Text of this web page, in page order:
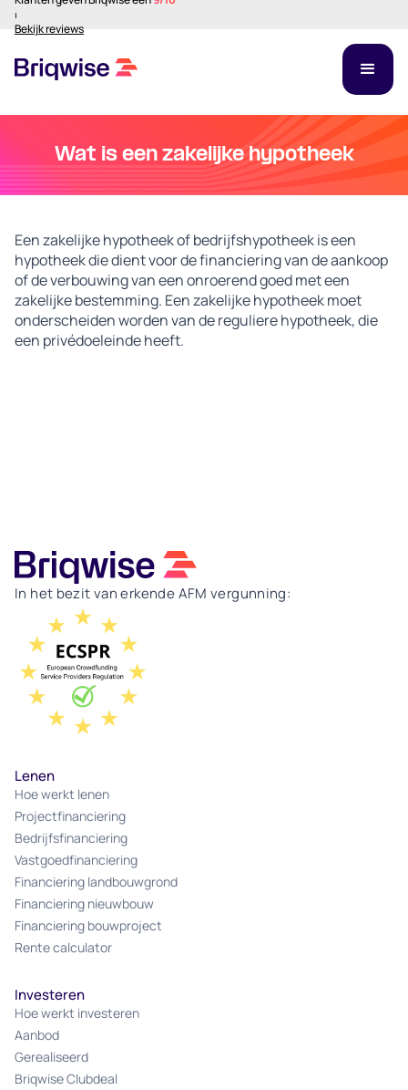
⏐
Bekijk reviews
Wat is een zakelijke hypotheek
Een zakelijke hypotheek of bedrijfshypotheek is een
hypotheek die dient voor de financiering van de aankoop
of de verbouwing van een onroerend goed met een
zakelijke bestemming. Een zakelijke hypotheek moet
onderscheiden worden van de reguliere hypotheek, die
een privédoeleinde heeft.
In het bezit van erkende AFM vergunning:
Lenen
Hoe werkt lenen
Projectfinanciering
Bedrijfsfinanciering
Vastgoedfinanciering
Financiering landbouwgrond
Financiering nieuwbouw
Financiering bouwproject
Rente calculator
Investeren
Hoe werkt investeren
Aanbod
Gerealiseerd
Briqwise Clubdeal